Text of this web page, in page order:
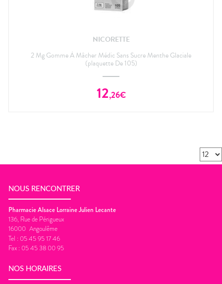
NICORETTE
2 Mg Gomme À Mâcher Médic Sans Sucre Menthe Glaciale
(plaquette De 105)
12,26€
NOUS RENCONTRER
Pharmacie Alsace Lorraine Julien Lecante
136, Rue de Périgueux
16000 Angoulême
Tel : 05 45 95 17 46
Fax : 05 45 38 00 95
NOS HORAIRES